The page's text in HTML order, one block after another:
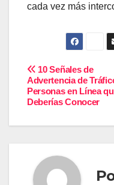
cada vez más
de
entradas
10 Señales de
Advertencia de
Personas en Línea
Deberías Conocer